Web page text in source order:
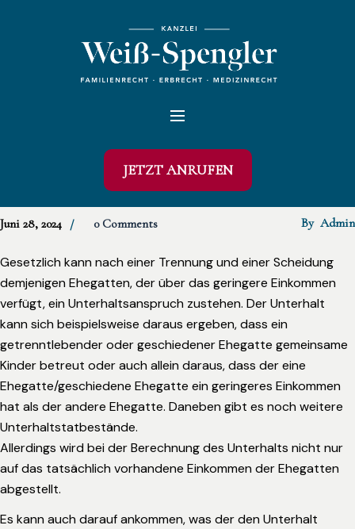
JETZT ANRUFEN
Juni 28, 2024 0 Comments By Admin
Gesetzlich kann nach einer Trennung und einer Scheidung
demjenigen Ehegatten, der über das geringere Einkommen
verfügt, ein Unterhaltsanspruch zustehen. Der Unterhalt
kann sich beispielsweise daraus ergeben, dass ein
getrenntlebender oder geschiedener Ehegatte gemeinsame
Kinder betreut oder auch allein daraus, dass der eine
Ehegatte/geschiedene Ehegatte ein geringeres Einkommen
hat als der andere Ehegatte. Daneben gibt es noch weitere
Unterhaltstatbestände.
Allerdings wird bei der Berechnung des Unterhalts nicht nur
auf das tatsächlich vorhandene Einkommen der Ehegatten
abgestellt.
Es kann auch darauf ankommen, was der den Unterhalt